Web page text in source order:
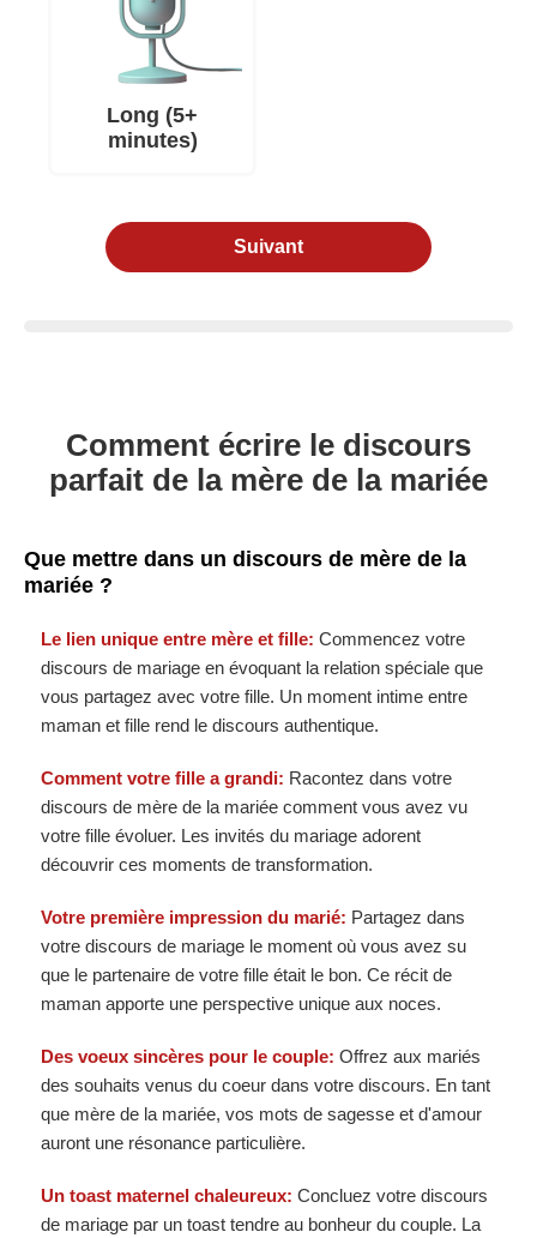
Long (5+
minutes)
Suivant
Comment écrire le discours
parfait de la mère de la mariée
Que mettre dans un discours de mère de la
mariée ?
Le lien unique entre mère et fille: Commencez votre
discours de mariage en évoquant la relation spéciale que
vous partagez avec votre fille. Un moment intime entre
maman et fille rend le discours authentique.
Comment votre fille a grandi: Racontez dans votre
discours de mère de la mariée comment vous avez vu
votre fille évoluer. Les invités du mariage adorent
découvrir ces moments de transformation.
Votre première impression du marié: Partagez dans
votre discours de mariage le moment où vous avez su
que le partenaire de votre fille était le bon. Ce récit de
maman apporte une perspective unique aux noces.
Des voeux sincères pour le couple: Offrez aux mariés
des souhaits venus du coeur dans votre discours. En tant
que mère de la mariée, vos mots de sagesse et d'amour
auront une résonance particulière.
Un toast maternel chaleureux: Concluez votre discours
de mariage par un toast tendre au bonheur du couple. La